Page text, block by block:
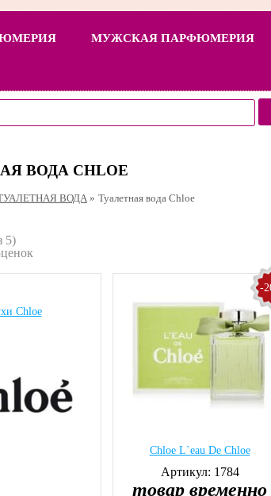
МУЖСКАЯ ПАРФЮМЕРИЯ
ВОДА CHLOE
ВОДА » Туалетная вода Chloe
5)
Chloe
-
Chloe L`eau De Chloe
Артикул: 1784
товар временно